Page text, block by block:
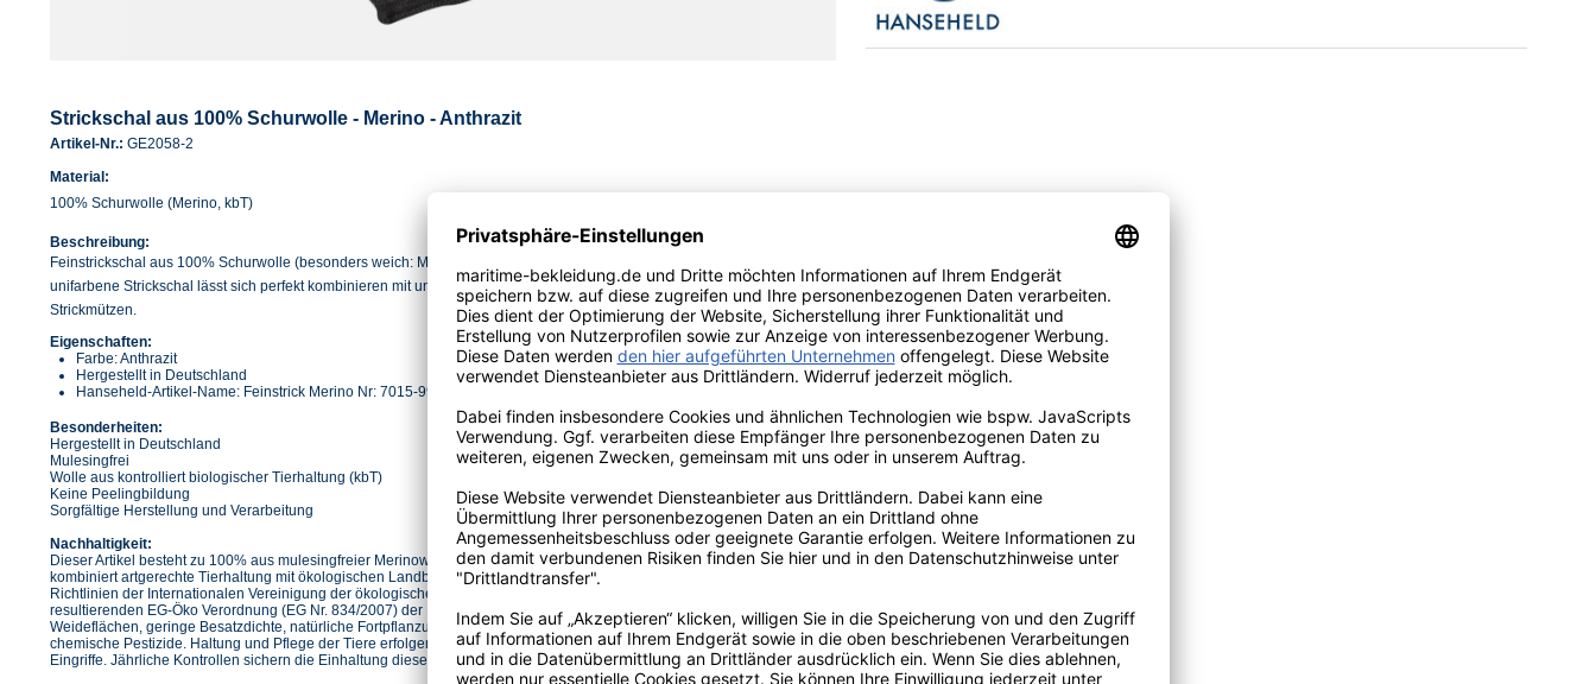
Strickschal aus 100% Schurwolle - Merino - Anthrazit
Artikel-Nr.: GE2058-2
Material:
100% Schurwolle (Merino, kbT)
Beschreibung:
Feinstrickschal aus 100% Schurwolle (besonders weich: Merino). Zeitlos, klassisch, schlicht - dieser
unifarbene Strickschal lässt sich perfekt kombinieren mit unseren farblich passenden Hanseheld Merino
Strickmützen.
Eigenschaften:
Farbe: Anthrazit
Hergestellt in Deutschland
Hanseheld-Artikel-Name: Feinstrick Merino Nr: 7015-99
Besonderheiten:
Hergestellt in Deutschland
Mulesingfrei
Wolle aus kontrolliert biologischer Tierhaltung (kbT)
Keine Peelingbildung
Sorgfältige Herstellung und Verarbeitung
Nachhaltigkeit:
Dieser Artikel besteht zu 100% aus mulesingfreier Merinowolle! Kontrolliert biologische Tierhaltung (kbT)
kombiniert artgerechte Tierhaltung mit ökologischen Landbau-Richtlinien. Sie basiert auf den strengen
Richtlinien der Internationalen Vereinigung der ökologischen Landbaubewegungen (IFOAM) und der daraus
resultierenden EG-Öko Verordnung (EG Nr. 834/2007) der EU. Anforderungen sind u.a. großzügige rotierende
Weideflächen, geringe Besatzdichte, natürliche Fortpflanzung und Verzicht auf Masthilfsmittel sowie
chemische Pestizide. Haltung und Pflege der Tiere erfolgen im Einklang mit der Natur und ohne schädliche
Eingriffe. Jährliche Kontrollen sichern die Einhaltung dieser Standards.